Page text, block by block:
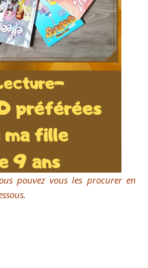
pouvez vous les procurer en